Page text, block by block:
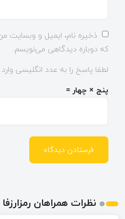
ذخیره نام، ایمیل و وبسایت
که دوباره دیدگاهی می‌نویسم.
لطفا پاسخ را به عدد انگلیسی
پنج × چهار =
نظرات همراهان رمزارزفا